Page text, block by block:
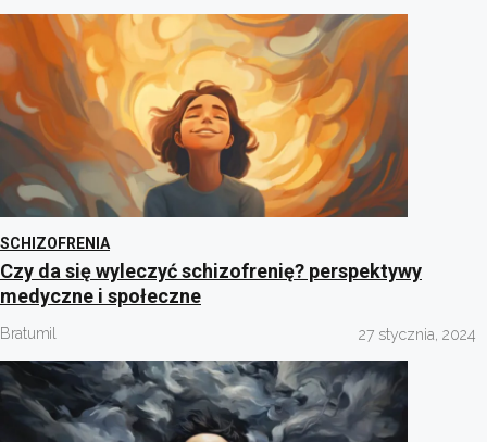
SCHIZOFRENIA
Czy da się wyleczyć schizofrenię? perspektywy
medyczne i społeczne
Bratumil 27 stycznia, 2024